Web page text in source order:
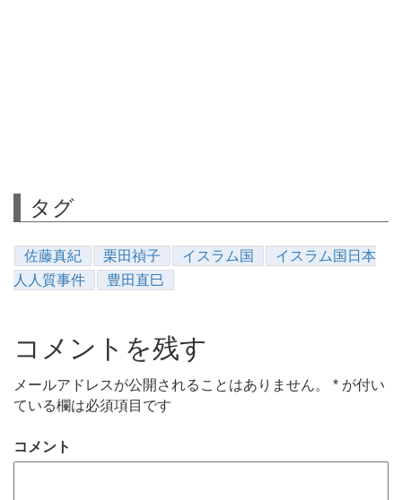
タグ
佐藤真紀 栗田禎子 イスラム国
イスラム国日本
人人質事件
豊田直巳
コメントを残す
メールアドレスが公開されることはありません。 * が付い
ている欄は必須項目です
コメント